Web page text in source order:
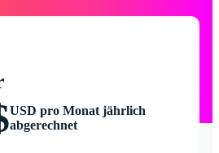
USD pro Monat jährlich
abgerechnet